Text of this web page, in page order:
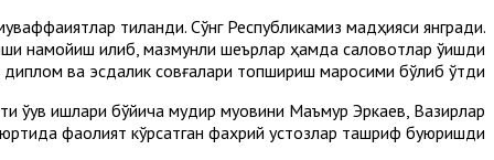
тиланди. Сўнг Республикамиз мадҳияси янгради.
намойиш қилиб, мазмунли шеърлар ҳамда саловотлар ўқишди.
диплом ва эсдалик совғалари топшириш маросими бўлиб ўтди.
ўқув ишлари бўйича мудир муовини Маъмур Эркаев, Вазирлар
фаолият кўрсатган фахрий устозлар ташриф буюришди.